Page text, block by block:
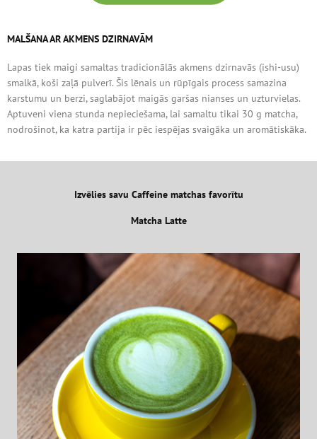
MALŠANA AR AKMENS DZIRNAVĀM
Lapas tiek maigi samaltas tradicionālās akmens dzirnavās (ishi-usu)
smalkā, koši zaļā pulverī. Šis lēnais un rūpīgais process samazina
karstumu un berzi, saglabājot maigās garšas nianses un uzturvielas.
Aptuveni viena stunda nepieciešama, lai samaltu tikai 30 g matcha,
nodrošinot, ka katra partija ir pēc iespējas svaigāka un aromātiskāka.
Izvēlies savu Caffeine matchas favorītu
Matcha Latte